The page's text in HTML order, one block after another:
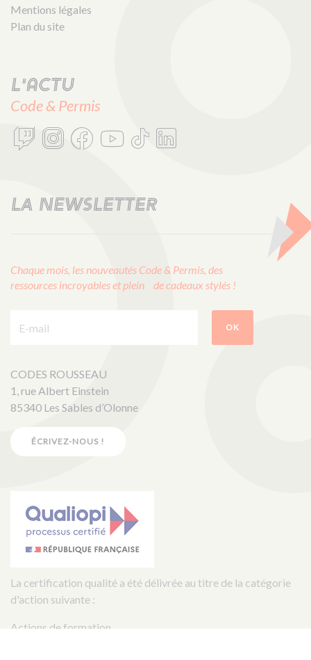
Mentions légales
Plan du site
L'actu
Code & Permis
LA NEWSLETTER
Chaque mois, les nouveautés Code & Permis, des
ressources incroyables et plein de cadeaux stylés !
OK
CODES ROUSSEAU
1, rue Albert Einstein
85340 Les Sables d’Olonne
ÉCRIVEZ-NOUS !
La certification qualité a été délivrée au titre de la catégorie
d'action suivante :
Actions de formation